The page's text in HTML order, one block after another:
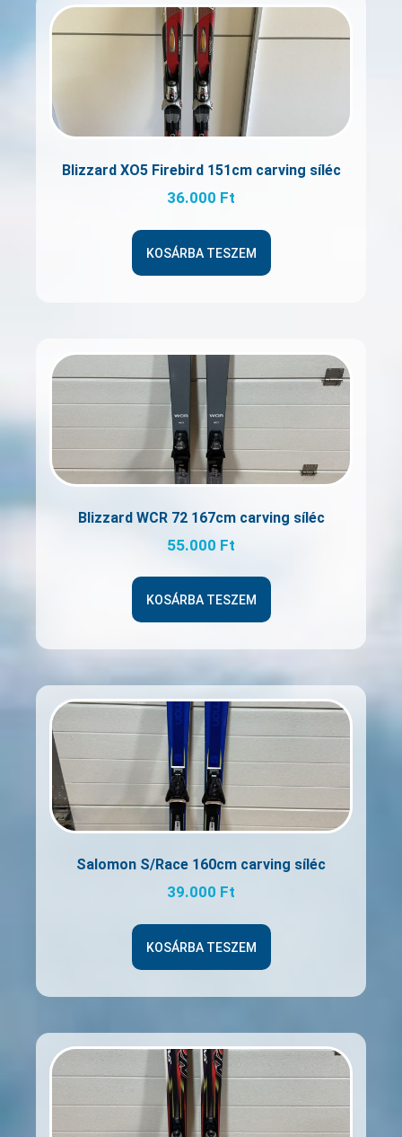
Blizzard XO5 Firebird 151cm carving síléc
36.000 Ft
KOSÁRBA TESZEM
Blizzard WCR 72 167cm carving síléc
55.000 Ft
KOSÁRBA TESZEM
Salomon S/Race 160cm carving síléc
39.000 Ft
KOSÁRBA TESZEM